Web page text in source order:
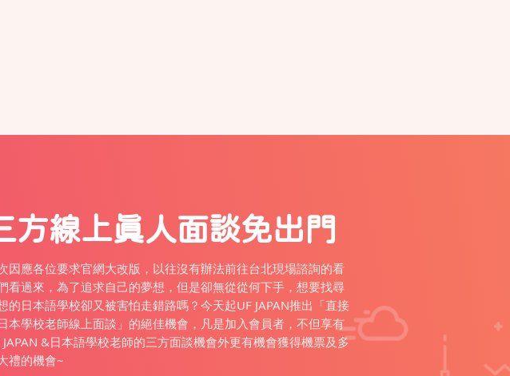
方線上真人面談免出門
因應各位要求官網大改版，以往沒有辦法前往台北現場諮詢的看
看過來，為了追求自己的夢想，但是卻無從從何下手，想要找尋
的日本語學校卻又被害怕走錯路嗎？今天起UF JAPAN推出「直接
本學校老師線上面談」的絕佳機會，凡是加入會員者，不但享有
JAPAN &日本語學校老師的三方面談機會外更有機會獲得機票及多
禮的機會~